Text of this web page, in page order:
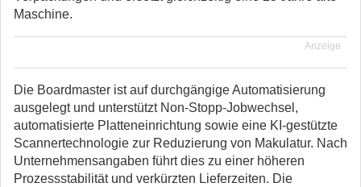
Maschine.
Anzeige
Die Boardmaster ist auf durchgängige Automatisierung
ausgelegt und unterstützt Non-Stopp-Jobwechsel,
automatisierte Platteneinrichtung sowie eine KI-gestützte
Scannertechnologie zur Reduzierung von Makulatur. Nach
Unternehmensangaben führt dies zu einer höheren
Prozessstabilität und verkürzten Lieferzeiten. Die